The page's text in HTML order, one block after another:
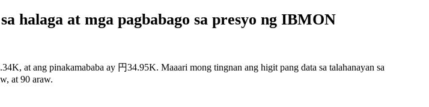
halaga at mga pagbabago sa presyo ng IBMON
at ang pinakamababa ay 円34.95K. Maaari mong tingnan ang higit pang data sa talahanayan sa
at 90 araw.